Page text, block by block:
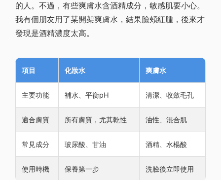
的人。不過，有些爽膚水含酒精成分，敏感肌要小心。
我有個朋友用了某開架爽膚水，結果臉頰紅腫，後來才
發現是酒精濃度太高。
項目 化妝水 爽膚水
主要功能 補水、平衡pH 清潔、收斂毛孔
適合膚質 所有膚質，尤其乾性 油性、混合肌
常見成分 玻尿酸、甘油 酒精、水楊酸
使用時機 保養第一步 洗臉後立即使用